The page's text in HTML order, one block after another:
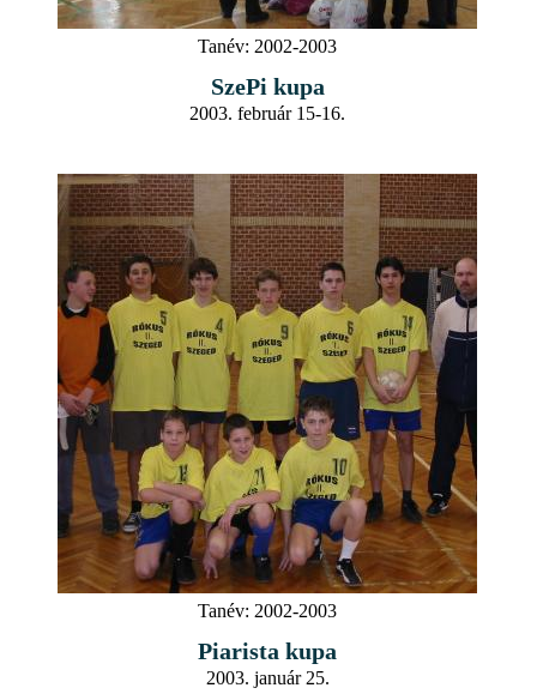
Tanév: 2002-2003
SzePi kupa
2003. február 15-16.
Tanév: 2002-2003
Piarista kupa
2003. január 25.